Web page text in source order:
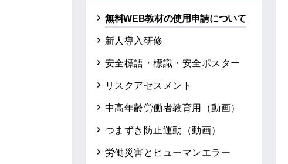
無料WEB教材の使用申請について
新人導入研修
安全標語・標識・安全ポスター
リスクアセスメント
中高年齢労働者教育用（動画）
つまずき防止運動（動画）
労働災害とヒューマンエラー